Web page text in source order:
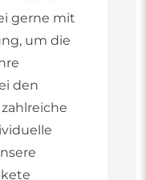
gerne mit
um die
den